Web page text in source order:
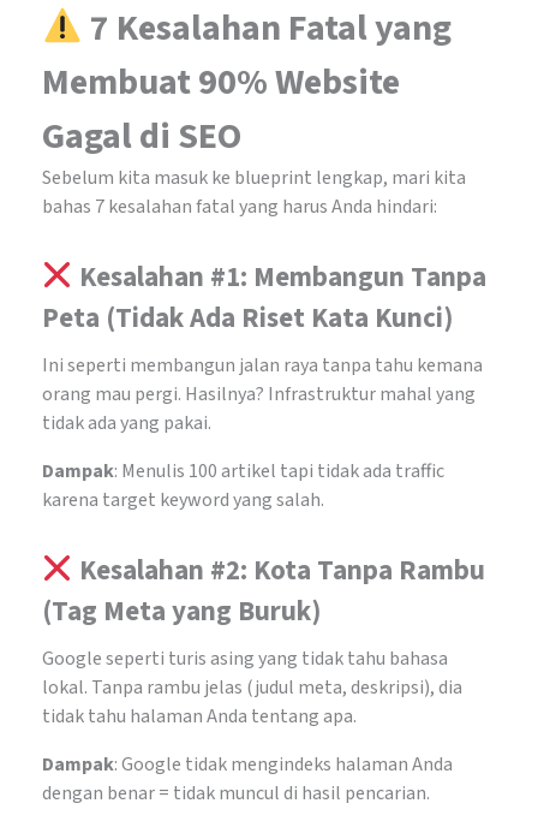
7 Kesalahan Fatal yang
Membuat 90% Website
Gagal di SEO
Sebelum kita masuk ke blueprint lengkap, mari kita
bahas 7 kesalahan fatal yang harus Anda hindari:
Kesalahan #1: Membangun Tanpa
Peta (Tidak Ada Riset Kata Kunci)
Ini seperti membangun jalan raya tanpa tahu kemana
orang mau pergi. Hasilnya? Infrastruktur mahal yang
tidak ada yang pakai.
Dampak: Menulis 100 artikel tapi tidak ada traffic
karena target keyword yang salah.
Kesalahan #2: Kota Tanpa Rambu
(Tag Meta yang Buruk)
Google seperti turis asing yang tidak tahu bahasa
lokal. Tanpa rambu jelas (judul meta, deskripsi), dia
tidak tahu halaman Anda tentang apa.
Dampak: Google tidak mengindeks halaman Anda
dengan benar = tidak muncul di hasil pencarian.